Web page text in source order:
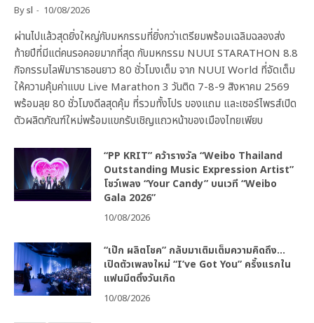
Bysl 10/08/2026
ผ่านไปแล้วสุดยิ่งใหญ่กับมหกรรมที่ยิ่งกว่าเตรียมพร้อมเฉลิมฉลองส่ง
ท้ายปีที่มีแต่คนรอคอยมากที่สุด กับมหกรรม NUUI STARATHON 8.8
กิจกรรมไลฟ์มาราธอนยาว 80 ชั่วโมงเต็ม จาก NUUI World ที่จัดเต็ม
ให้ความคุ้มค่าแบบ Live Marathon 3 วันติด 7-8-9 สิงหาคม 2569
พร้อมลุย 80 ชั่วโมงดีลสุดคุ้ม ที่รวมทั้งโปร ของแถม และเซอร์ไพรส์เปิด
ตัวผลิตภัณฑ์ใหม่พร้อมแขกรับเชิญแถวหน้าของเมืองไทยเพียบ
“PP KRIT” คว้ารางวัล “Weibo Thailand
Outstanding Music Expression Artist”
โชว์เพลง “Your Candy” บนเวที “Weibo
Gala 2026”
10/08/2026
“เป๊ก ผลิตโชค” กลับมาเติมเต็มความคิดถึง…
เปิดตัวเพลงใหม่ “I’ve Got You” ครั้งแรกใน
แฟนมีตติ้งวันเกิด
10/08/2026